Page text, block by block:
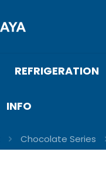
REFRIGERATION
INFO
Chocolate Series